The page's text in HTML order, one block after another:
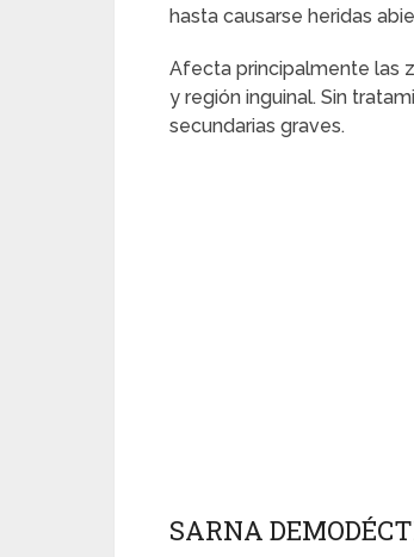
hasta causarse heridas
Afecta principalmente las
y región inguinal. Sin
secundarias graves.
SARNA